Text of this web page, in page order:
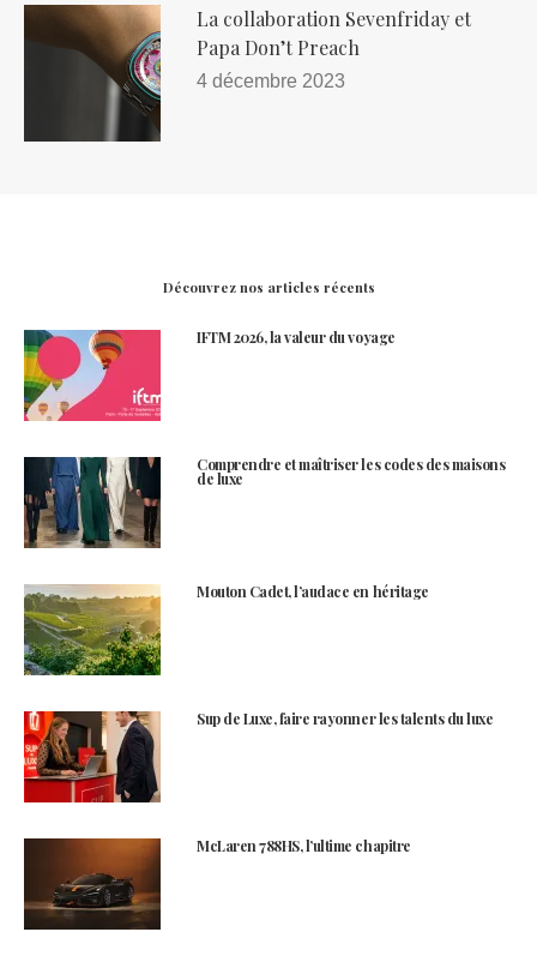
La collaboration Sevenfriday et
Papa Don’t Preach
4 décembre 2023
Découvrez nos articles récents
IFTM 2026, la valeur du voyage
Comprendre et maîtriser les codes des maisons
de luxe
Mouton Cadet, l’audace en héritage
Sup de Luxe, faire rayonner les talents du luxe
McLaren 788HS, l’ultime chapitre